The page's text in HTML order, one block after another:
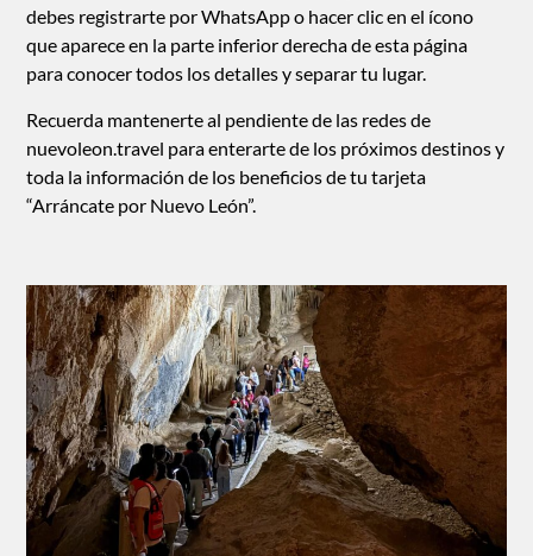
debes registrarte porWhatsAppo hacer clic en el ícono
que aparece en la parte inferior derecha de esta página
para conocer todos los detalles y separar tu lugar.
Recuerda mantenerte al pendiente de las redes de
nuevoleon.travel para enterarte de los próximos destinos y
toda la información de los beneficios de tu tarjeta
“Arráncate por Nuevo León”.